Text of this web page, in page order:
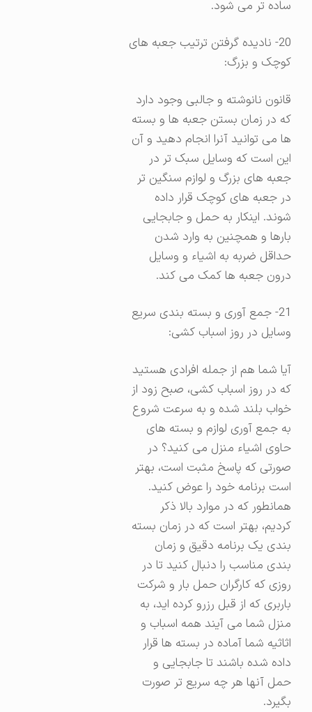
ساده تر می شود.
20- نادیده گرفتن ترتیب جعبه های
کوچک و بزرگ:
قانون نانوشته و جالبی وجود دارد
که در زمان بستن جعبه ها و بسته
ها می توانید آنرا انجام دهید و آن
این است که وسایل سبک تر در
جعبه های بزرگ و لوازم سنگین تر
در جعبه های کوچک قرار داده
شوند. اینکار به حمل و جابجایی
بارها و همچنین به وارد شدن
حداقل ضربه به اشیاء و وسایل
درون جعبه ها کمک می کند.
21- جمع آوری و بسته بندی سریع
وسایل در روز اسباب کشی:
آیا شما هم از جمله افرادی هستید
که در روز اسباب کشی، صبح زود از
خواب بلند شده و به سرعت شروع
به جمع آوری لوازم و بسته های
حاوی اشیاء منزل می کنید؟ در
صورتی که پاسخ مثبت است، بهتر
است برنامه خود را عوض کنید.
همانطور که در موارد بالا ذکر
کردیم، بهتر است که در زمان بسته
بندی یک برنامه دقیق و زمان
بندی مناسب را دنبال کنید تا در
روزی که کارگران حمل بار و شرکت
باربری که از قبل رزرو کرده اید، به
منزل شما می آیند همه اسباب و
اثاثیه شما آماده در بسته ها قرار
داده شده باشند تا جابجایی و
حمل آنها هر چه سریع تر صورت
بگیرد.